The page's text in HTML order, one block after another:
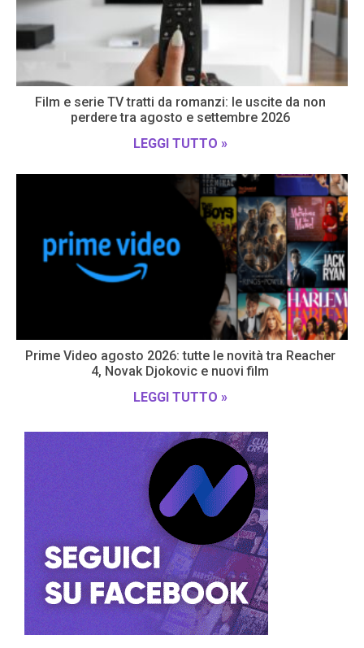
Film e serie TV tratti da romanzi: le uscite da non
perdere tra agosto e settembre 2026
LEGGI TUTTO »
Prime Video agosto 2026: tutte le novità tra Reacher
4, Novak Djokovic e nuovi film
LEGGI TUTTO »